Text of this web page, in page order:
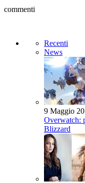
commenti
Recenti
News
9 Maggio
Overwatch:
Blizzard